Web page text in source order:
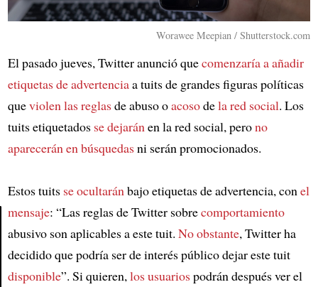
Worawee Meepian / Shutterstock.com
El pasado jueves, Twitter anunció quecomenzaría a añadir
etiquetas de advertenciaa tuits de grandes figuras políticas
queviolen las reglasde abuso oacosodela red social. Los
tuits etiquetados se dejarán en la red social, perono
aparecerán en búsquedasni serán promocionados.
Estos tuits se ocultarán bajo etiquetas de advertencia, con el
mensaje: “Las reglas de Twitter sobrecomportamiento
abusivo son aplicables a este tuit. No obstante, Twitter ha
decidido que podría ser de interés público dejar este tuit
disponible”. Si quieren, los usuariospodrán después ver el